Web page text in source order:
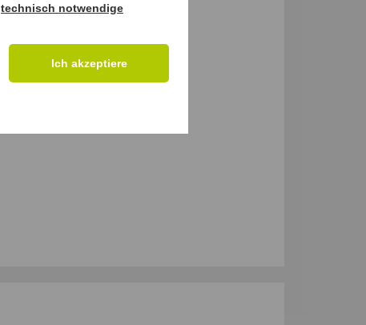
technisch notwendige
Ich akzeptiere